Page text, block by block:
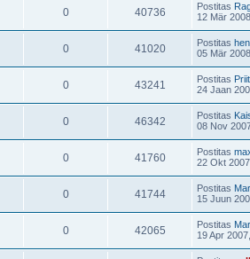
0 40736 Postitas
12 Mär
0 41020 Postitas
05 Mär
0 43241 Postitas Priit
24 Jaan
0 46342 Postitas
08 Nov
0 41760 Postitas
22 Okt
0 41744 Postitas
15 Juun
0 42065 Postitas
19 Apr